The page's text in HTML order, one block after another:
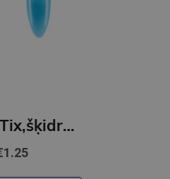
Crystal Tix,šķidra līme ar otiņām,24ml